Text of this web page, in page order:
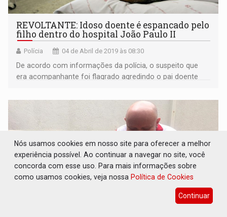
REVOLTANTE: Idoso doente é espancado pelo
filho dentro do hospital João Paulo II
Polícia 04 de Abril de 2019 às 08:30
De acordo com informações da polícia, o suspeito que
era acompanhante foi flagrado agredindo o pai doente
Nós usamos cookies em nosso site para oferecer a melhor
experiência possível. Ao continuar a navegar no site, você
concorda com esse uso. Para mais informações sobre
como usamos cookies, veja nossa Política de Cookies
Continuar